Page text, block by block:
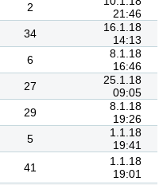
2
21:46
34
16.1.18
14:13
6
8.1.18
16:46
27
25.1.18
09:05
29
8.1.18
19:26
5
1.1.18
19:41
41
1.1.18
19:01